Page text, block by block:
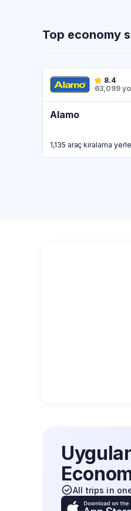
Top economy
8.4
63,099
Alamo
1,135 araç kiralama
All trips in